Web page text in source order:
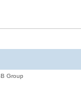
Group